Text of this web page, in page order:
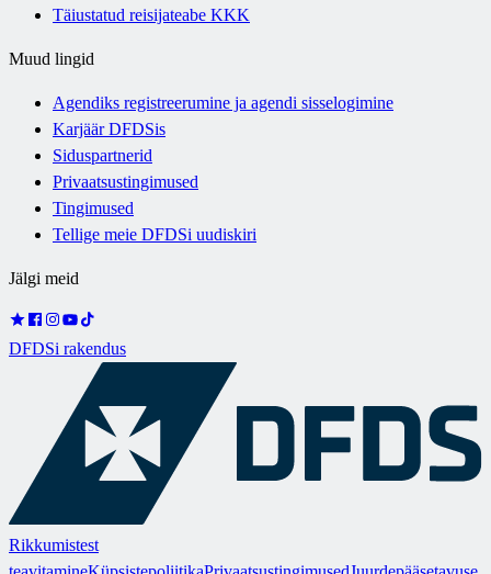
Täiustatud reisijateabe KKK
Muud lingid
Agendiks registreerumine ja agendi sisselogimine
Karjäär DFDSis
Siduspartnerid
Privaatsustingimused
Tingimused
Tellige meie DFDSi uudiskiri
Jälgi meid
DFDSi rakendus
Rikkumistest